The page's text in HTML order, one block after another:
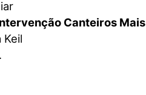
Canteiros Mais
Keil